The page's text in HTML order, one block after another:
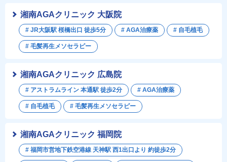
湘南AGAクリニック 大阪院
# JR大阪駅 桜橋出口 徒歩5分 # AGA治療薬 # 自毛植毛
# 毛髪再生メソセラピー
湘南AGAクリニック 福岡院
# 福岡市営地下鉄空港線 天神駅 西1出口より 約徒歩2分
湘南AGAクリニック 広島院
# アストラムライン 本通駅 徒歩2分 # AGA治療薬
# 自毛植毛 # 毛髪再生メソセラピー